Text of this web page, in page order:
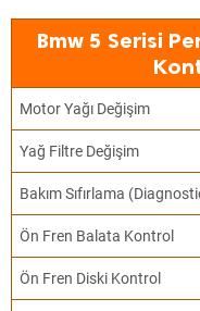
Bmw 5 Serisi
Motor Yağı Değişim
Yağ Filtre Değişim
Bakım Sıfırlama
Ön Fren Balata Kontrol
Ön Fren Diski Kontrol